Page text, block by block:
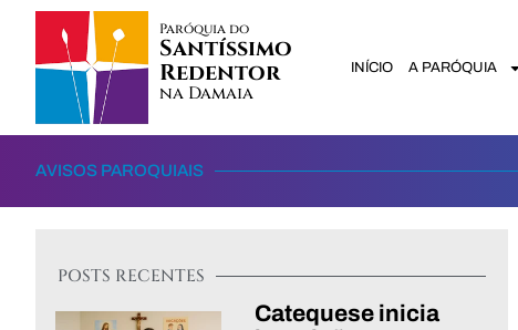
Paróquia do
Santíssimo
Redentor
na Damaia
INÍCIO A PARÓQUIA
AVISOS PAROQUIAIS
POSTS RECENTES
Catequese inicia